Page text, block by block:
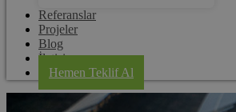
Referanslar
Projeler
Blog
İletişim
Hemen Teklif Al